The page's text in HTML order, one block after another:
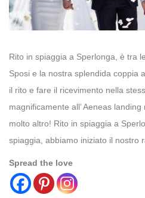
Rito in spiaggia a Sperlonga, è tra
Sposi e la nostra splendida coppia
il rito e fare il ricevimento nella
magnificamente all’ Aeneas
molto altro! Rito in spiaggia a
spiaggia, abbiamo iniziato il nostro
Spread the love